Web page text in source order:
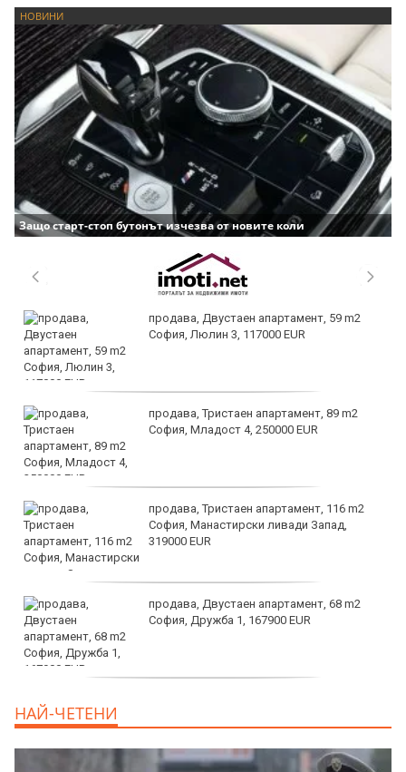
НОВИНИ
Защо старт-стоп бутонът изчезва от новите коли
продава, Двустаен апартамент, 59 m2
София, Люлин 3, 117000 EUR
продава, Тристаен апартамент, 89 m2
София, Младост 4, 250000 EUR
продава, Тристаен апартамент, 116 m2
София, Манастирски ливади Запад,
319000 EUR
продава, Двустаен апартамент, 68 m2
София, Дружба 1, 167900 EUR
НАЙ-ЧЕТЕНИ